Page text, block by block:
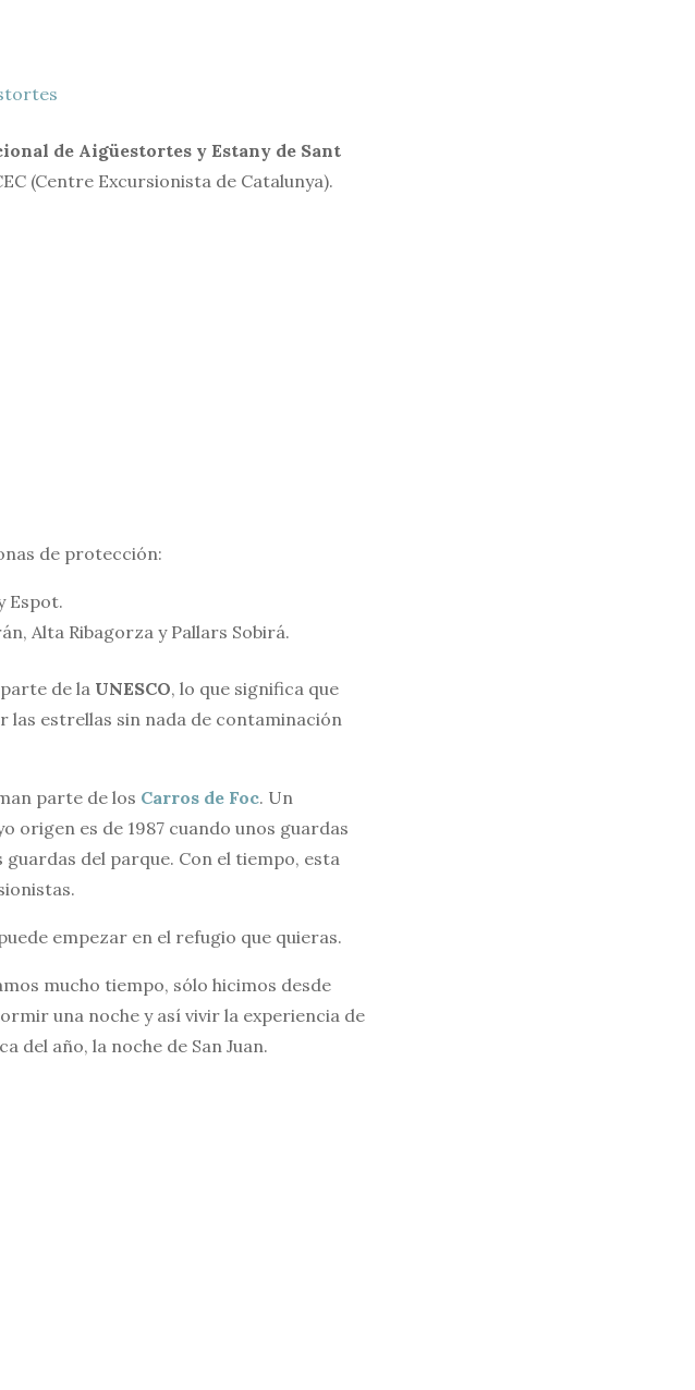
de Aigüestortes y Estany de Sant
(Centre Excursionista de Catalunya).
de protección:
Espot.
Alta Ribagorza y Pallars Sobirá.
de la UNESCO, lo que significa que
las estrellas sin nada de contaminación
parte de los Carros de Foc. Un
origen es de 1987 cuando unos guardas
del parque. Con el tiempo, esta
empezar en el refugio que quieras.
mucho tiempo, sólo hicimos desde
una noche y así vivir la experiencia de
del año, la noche de San Juan.